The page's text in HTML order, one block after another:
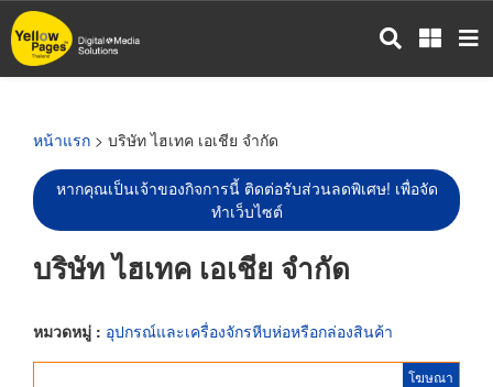
ข้าม
ไป
หน้าแรก > บริษัท ไฮเทค เอเชีย จำกัด
หากคุณเป็นเจ้าของกิจการนี้ ติดต่อรับส่วนลดพิเศษ! เพื่อจัด
ทำเว็บไซต์
บริษัท ไฮเทค เอเชีย จำกัด
หมวดหมู่ : อุปกรณ์และเครื่องจักรหีบห่อหรือกล่องสินค้า
โฆษณา